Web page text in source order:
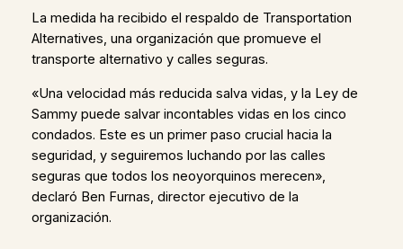
La medida ha recibido el respaldo de Transportation
Alternatives, una organización que promueve el
transporte alternativo y calles seguras.
«Una velocidad más reducida salva vidas, y la Ley de
Sammy puede salvar incontables vidas en los cinco
condados. Este es un primer paso crucial hacia la
seguridad, y seguiremos luchando por las calles
seguras que todos los neoyorquinos merecen»,
declaró Ben Furnas, director ejecutivo de la
organización.